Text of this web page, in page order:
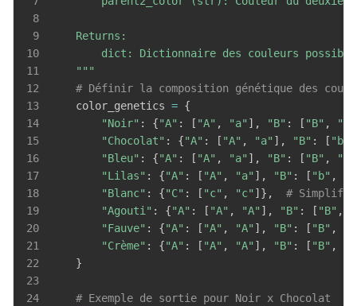
8
9
10
11
    """
12
# Définir la composition génétique des
13
    color_genetics
= {
14
"Noir" : {"A" : [ "A" , "a" ] , "B" : [ "B" , "B"
15
"Chocolat" : {"A" : [ "A" , "a" ] , "B" : [ "b"
16
"Bleu" : {"A" : [ "A" , "a" ] , "B" : [ "B" , "B"
17
"Lilas" : {"A" : [ "A" , "a" ] , "B" : [ "b" ,
18
"Blanc" : {"C" : [ "c" , "c" ] } ,
#
19
"Agouti" : {"A" : [ "A" , "A" ] , "B" : [ "B" ,
20
"Fauve" : {"A" : [ "A" , "A" ] , "B" : [ "B" ,
21
"Crème" : {"A" : [ "A" , "A" ] , "B" : [ "B" ,
22
}
23
24
# Exemple de sortie pour Noir x Chocolat